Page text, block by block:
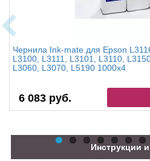
Чернила Ink-mate для Epson
L3100, L3111, L3101, L3110,
L3060, L3070, L5190 1000x4
6 083 руб.
Инструкции